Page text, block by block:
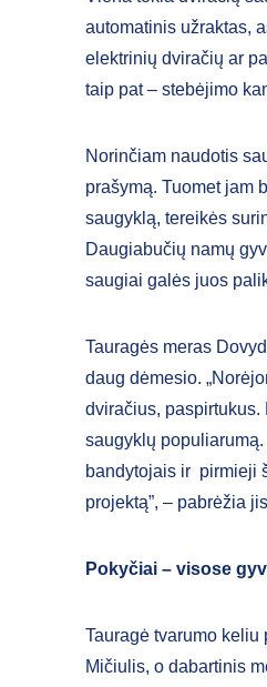
automatinis užraktas,
elektrinių dviračių ar
taip pat – stebėjimo
Norinčiam naudotis
prašymą. Tuomet jam
saugyklą, tereikės
Daugiabučių namų
saugiai galės juos
Tauragės meras
daug dėmesio.
dviračius, paspirtukus.
saugyklų
bandytojais ir pirmieji
projektą”, – pabrėžia
Pokyčiai – visose
Tauragė tvarumo
Mičiulis, o dabartinis